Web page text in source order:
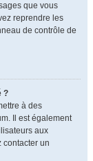
que vous
reprendre les
de contrôle de
?
à des
Il est également
aux
contacter un